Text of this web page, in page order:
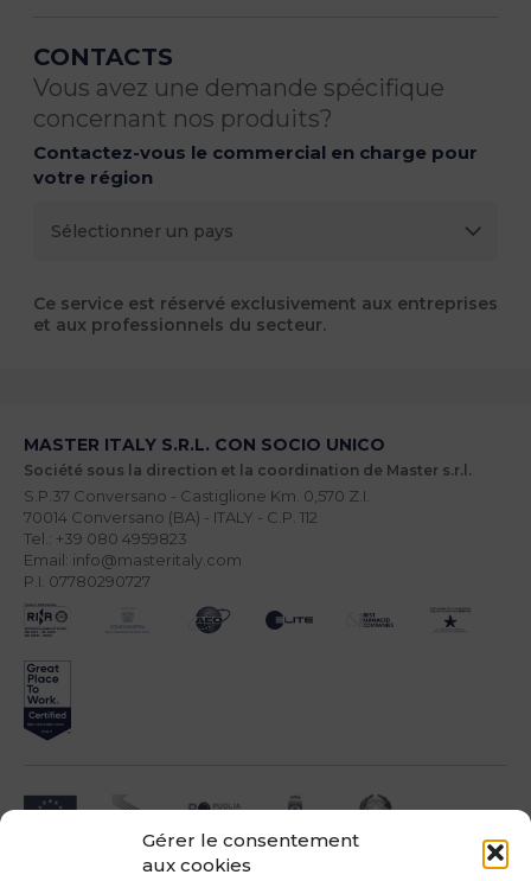
Gérer le consentement
aux cookies
CONTACTS
Vous avez une demande spécifique
concernant nos produits?
Contactez-vous le commercial en charge pour
votre région
Ce service est réservé exclusivement aux entreprises
et aux professionnels du secteur.
MASTER ITALY S.R.L. CON SOCIO UNICO
Société sous la direction et la coordination de Master s.r.l.
S.P.37 Conversano - Castiglione Km. 0,570 Z.I.
70014 Conversano (BA) - ITALY - C.P. 112
Tel.: +39 080 4959823
Email: info@masteritaly.com
P.I. 07780290727
Impresa beneficiari ai sensi dell'Avviso INNOPROCESS - interventi di supporto a